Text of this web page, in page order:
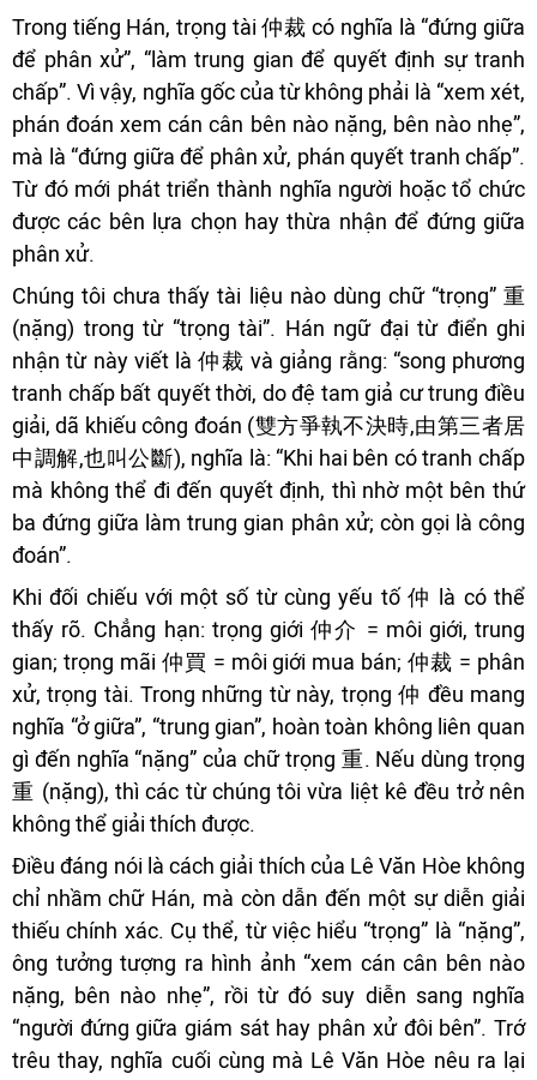
Trong tiếng Hán, trọng tài 仲裁 có nghĩa là “đứng giữa
để phân xử”, “làm trung gian để quyết định sự tranh
chấp”. Vì vậy, nghĩa gốc của từ không phải là “xem xét,
phán đoán xem cán cân bên nào nặng, bên nào nhẹ”,
mà là “đứng giữa để phân xử, phán quyết tranh chấp”.
Từ đó mới phát triển thành nghĩa người hoặc tổ chức
được các bên lựa chọn hay thừa nhận để đứng giữa
phân xử.
Chúng tôi chưa thấy tài liệu nào dùng chữ “trọng” 重
(nặng) trong từ “trọng tài”. Hán ngữ đại từ điển ghi
nhận từ này viết là 仲裁 và giảng rằng: “song phương
tranh chấp bất quyết thời, do đệ tam giả cư trung điều
giải, dã khiếu công đoán (雙方爭執不決時,由第三者居
中調解,也叫公斷), nghĩa là: “Khi hai bên có tranh chấp
mà không thể đi đến quyết định, thì nhờ một bên thứ
ba đứng giữa làm trung gian phân xử; còn gọi là công
đoán”.
Khi đối chiếu với một số từ cùng yếu tố 仲 là có thể
thấy rõ. Chẳng hạn: trọng giới 仲介 = môi giới, trung
gian; trọng mãi 仲買 = môi giới mua bán; 仲裁 = phân
xử, trọng tài. Trong những từ này, trọng 仲 đều mang
nghĩa “ở giữa”, “trung gian”, hoàn toàn không liên quan
gì đến nghĩa “nặng” của chữ trọng 重. Nếu dùng trọng
重 (nặng), thì các từ chúng tôi vừa liệt kê đều trở nên
không thể giải thích được.
Điều đáng nói là cách giải thích của Lê Văn Hòe không
chỉ nhầm chữ Hán, mà còn dẫn đến một sự diễn giải
thiếu chính xác. Cụ thể, từ việc hiểu “trọng” là “nặng”,
ông tưởng tượng ra hình ảnh “xem cán cân bên nào
nặng, bên nào nhẹ”, rồi từ đó suy diễn sang nghĩa
“người đứng giữa giám sát hay phân xử đôi bên”. Trớ
trêu thay, nghĩa cuối cùng mà Lê Văn Hòe nêu ra lại